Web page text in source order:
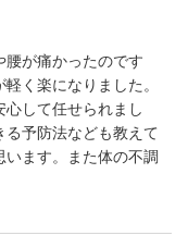
が痛かったのです
く楽になりました。
して任せられまし
る予防法なども教えて
ます。また体の不調